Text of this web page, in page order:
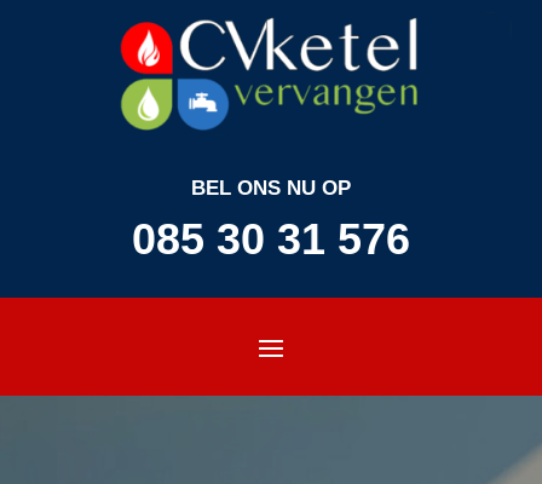
BEL ONS NU OP
085 30 31 576